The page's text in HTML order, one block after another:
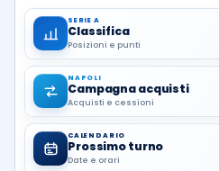
SERIE A
Classifica
Posizioni e punti
NAPOLI
Campagna acquisti
Acquisti e cessioni
CALENDARIO
Prossimo turno
Date e orari